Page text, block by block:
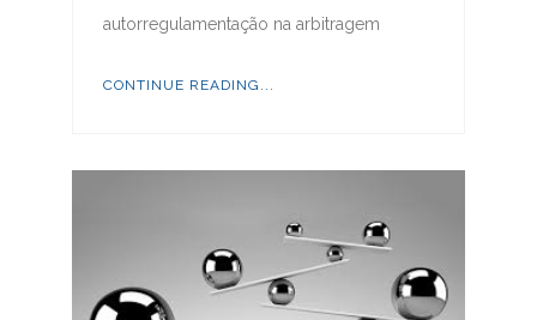
autorregulamentação na arbitragem
CONTINUE READING...